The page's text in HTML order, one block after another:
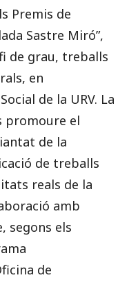
Premis de
Sastre Miró”,
de grau, treballs
en
de la URV. La
promoure el
de la
de treballs
reals de la
amb
segons els
de